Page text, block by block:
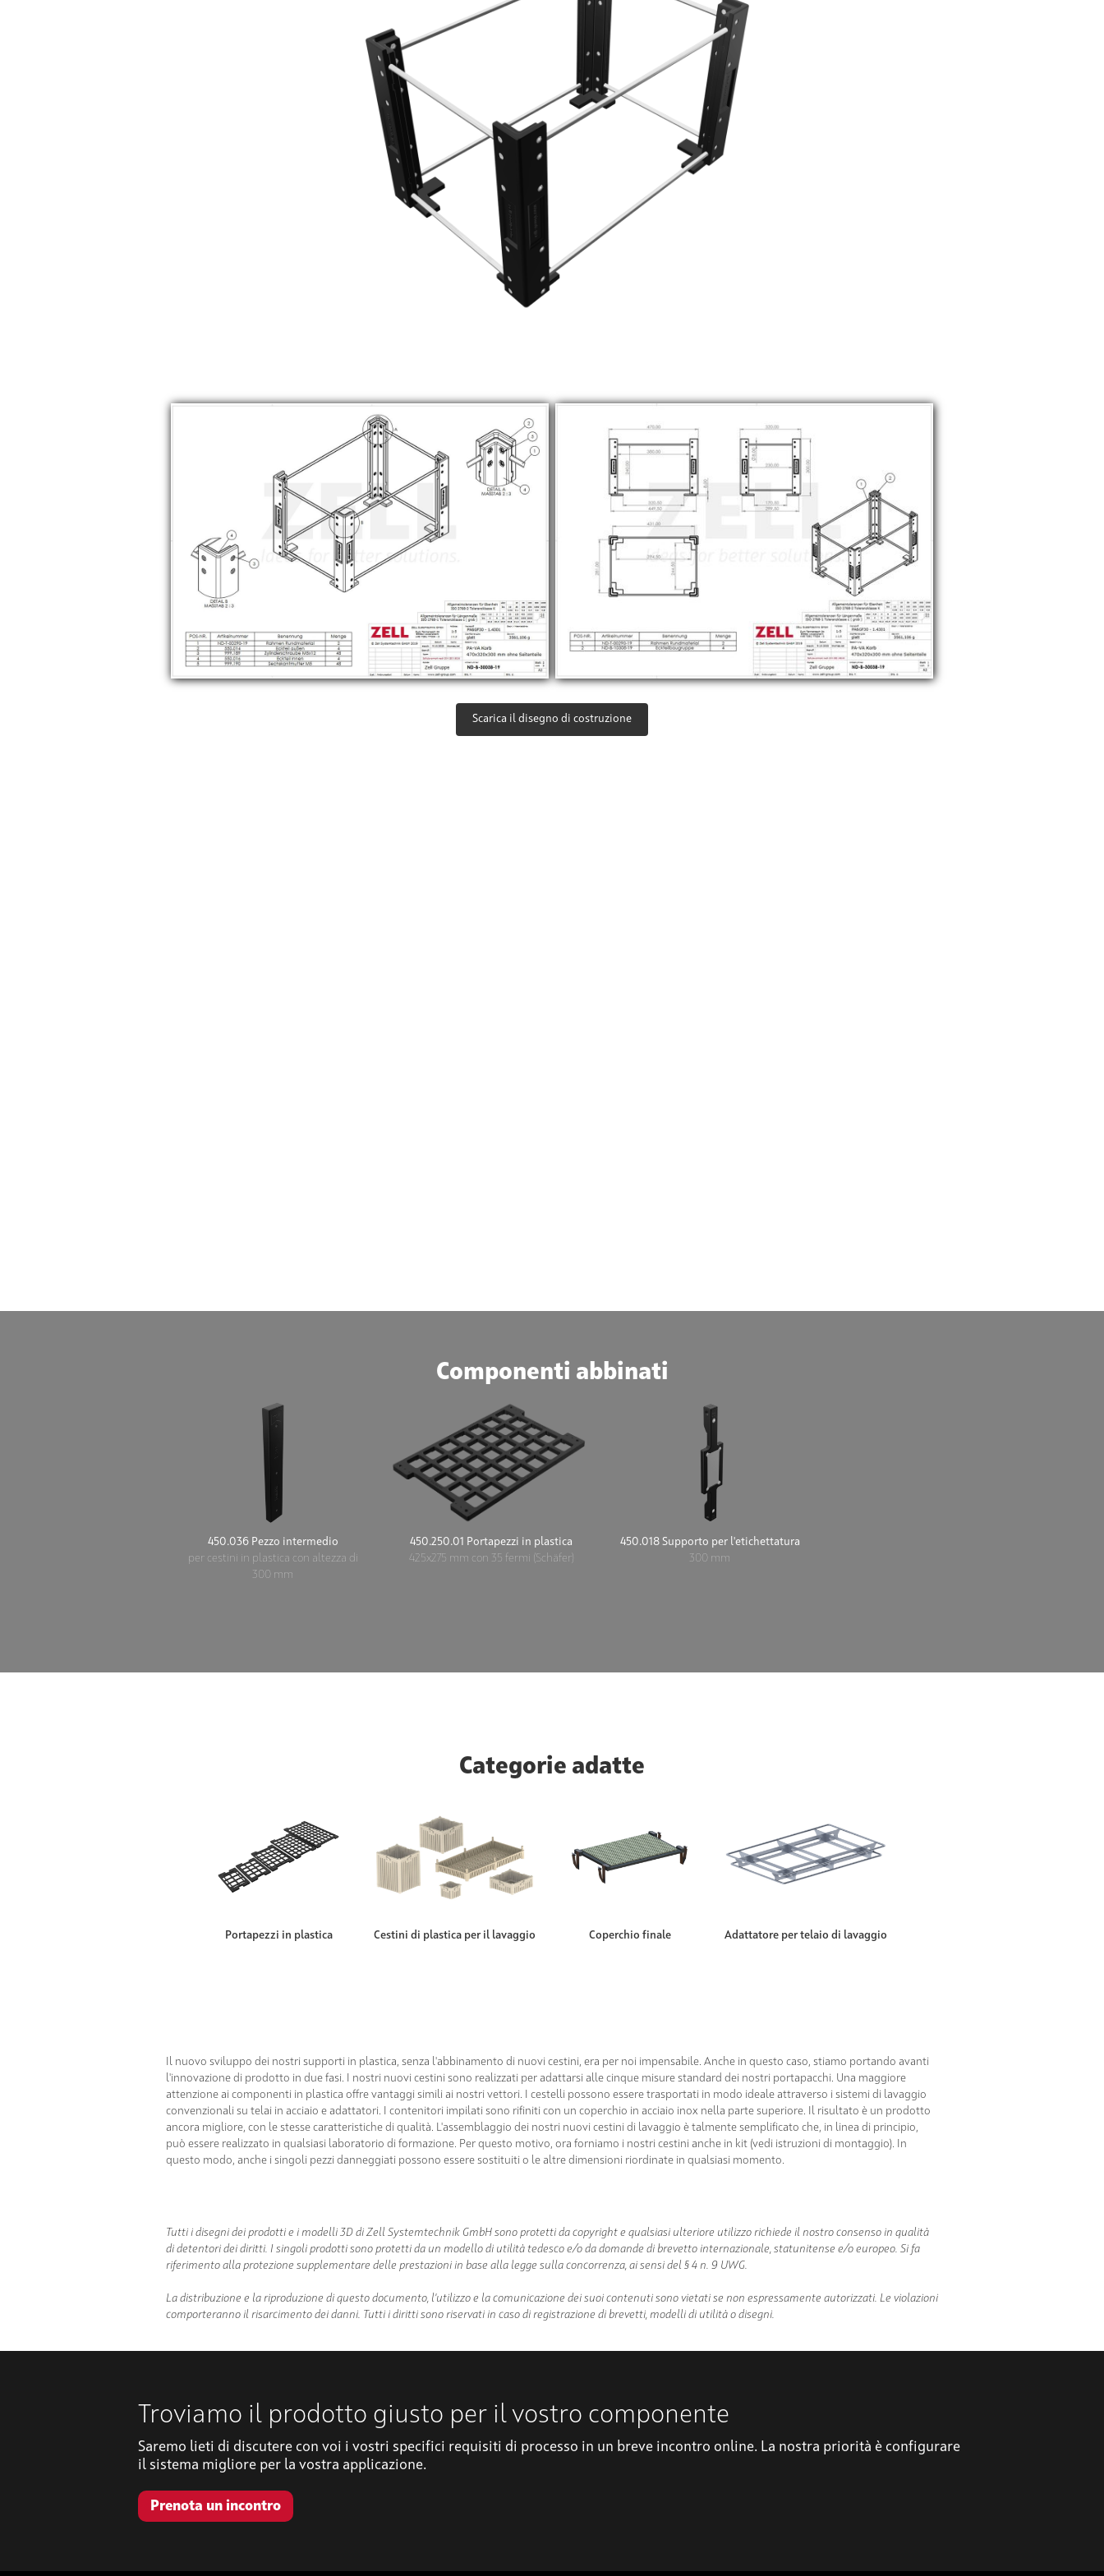
Scarica il disegno di costruzione
Componenti abbinati
450.036 Pezzo intermedio
per cestini in plastica con altezza di
300 mm
450.250.01 Portapezzi in plastica
425x275 mm con 35 fermi (Schäfer)
450.018 Supporto per l'etichettatura
300 mm
Categorie adatte
Portapezzi in plastica Cestini di plastica per il lavaggio Coperchio finale Adattatore per telaio di lavaggio
Il nuovo sviluppo dei nostri supporti in plastica, senza l'abbinamento di nuovi cestini, era per noi impensabile. Anche in questo caso, stiamo portando avanti
l'innovazione di prodotto in due fasi. I nostri nuovi cestini sono realizzati per adattarsi alle cinque misure standard dei nostri portapacchi. Una maggiore
attenzione ai componenti in plastica offre vantaggi simili ai nostri vettori. I cestelli possono essere trasportati in modo ideale attraverso i sistemi di lavaggio
convenzionali su telai in acciaio e adattatori. I contenitori impilati sono rifiniti con un coperchio in acciaio inox nella parte superiore. Il risultato è un prodotto
ancora migliore, con le stesse caratteristiche di qualità. L'assemblaggio dei nostri nuovi cestini di lavaggio è talmente semplificato che, in linea di principio,
può essere realizzato in qualsiasi laboratorio di formazione. Per questo motivo, ora forniamo i nostri cestini anche in kit (vedi istruzioni di montaggio). In
questo modo, anche i singoli pezzi danneggiati possono essere sostituiti o le altre dimensioni riordinate in qualsiasi momento.
Tutti i disegni dei prodotti e i modelli 3D di Zell Systemtechnik GmbH sono protetti da copyright e qualsiasi ulteriore utilizzo richiede il nostro consenso in qualità
di detentori dei diritti. I singoli prodotti sono protetti da un modello di utilità tedesco e/o da domande di brevetto internazionale, statunitense e/o europeo. Si fa
riferimento alla protezione supplementare delle prestazioni in base alla legge sulla concorrenza, ai sensi del § 4 n. 9 UWG.
La distribuzione e la riproduzione di questo documento, l'utilizzo e la comunicazione dei suoi contenuti sono vietati se non espressamente autorizzati. Le violazioni
comporteranno il risarcimento dei danni. Tutti i diritti sono riservati in caso di registrazione di brevetti, modelli di utilità o disegni.
Troviamo il prodotto giusto per il vostro componente
Saremo lieti di discutere con voi i vostri specifici requisiti di processo in un breve incontro online. La nostra priorità è configurare
il sistema migliore per la vostra applicazione.
Prenota un incontro